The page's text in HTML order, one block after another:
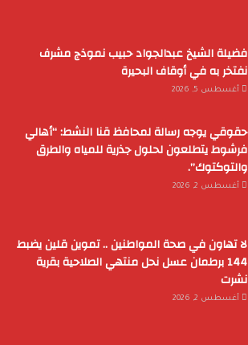
فضيلة الشيخ عبدالجواد حبيب نموذج مشرف
نفتخر به في أوقاف البحيرة
أغسطس 5, 2026
حقوقي يوجه رسالة لمحافظ قنا النشط: “أهالي
فرشوط يتطلعون لحلول جذرية للمياه والطرق
والتوكتوك”.
أغسطس 2, 2026
لا تهاون في صحة المواطنين .. تموين قلين يضبط
144 برطمان عسل نحل منتهي الصلاحية بقرية
نشرت
أغسطس 2, 2026